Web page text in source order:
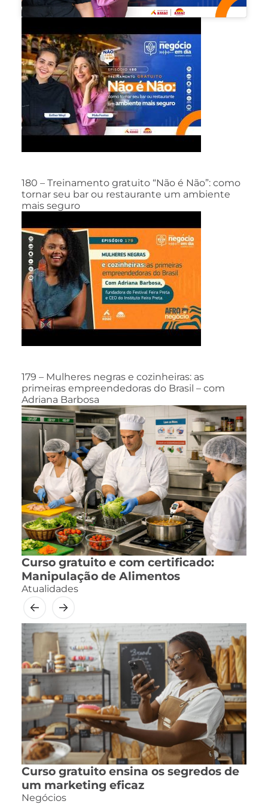
180 – Treinamento gratuito “Não é Não”: como
tornar seu bar ou restaurante um ambiente
mais seguro
179 – Mulheres negras e cozinheiras: as
primeiras empreendedoras do Brasil – com
Adriana Barbosa
Curso gratuito e com certificado:
Manipulação de Alimentos
Atualidades
Curso gratuito ensina os segredos de
um marketing eficaz
Negócios